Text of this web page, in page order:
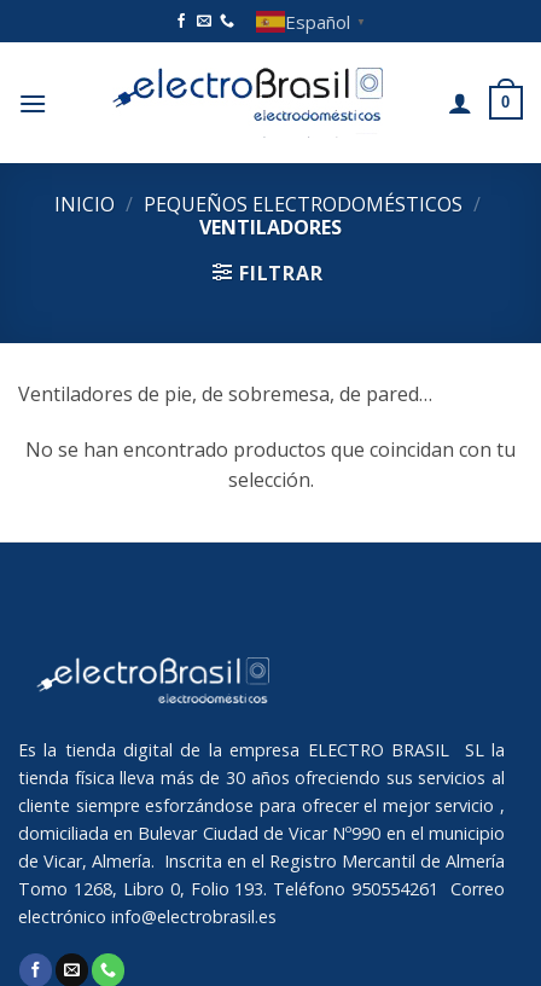
al
Español ▼
0
INICIO / PEQUEÑOS ELECTRODOMÉSTICOS /
VENTILADORES
FILTRAR
Ventiladores de pie, de sobremesa, de pared…
No se han encontrado productos que coincidan con tu
selección.
Es la tienda digital de la empresa ELECTRO BRASIL SL la
tienda física lleva más de 30 años ofreciendo sus servicios al
cliente siempre esforzándose para ofrecer el mejor servicio ,
domiciliada en Bulevar Ciudad de Vicar Nº990 en el municipio
de Vicar, Almería. Inscrita en el Registro Mercantil de Almería
Tomo 1268, Libro 0, Folio 193. Teléfono 950554261 Correo
electrónico info@electrobrasil.es